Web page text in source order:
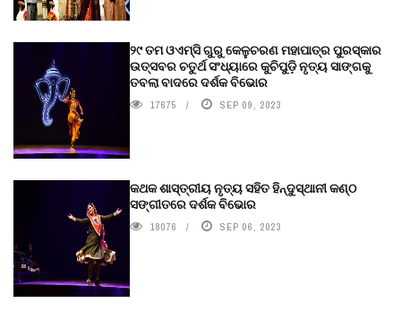
୨୯ ତମ ଓଏମ୍‌ସି ଗୁରୁ କେଳୁଚରଣ ମହାପାତ୍ର ପୁରସ୍କାର
ଉତ୍ସବର ଚତୁର୍ଥ ସଂଧ୍ୟାରେ କୁଚିପୁଡ଼ି ନୃତ୍ୟ ସାଙ୍ଗକୁ
ତବଲା ବାଦରେ ଦର୍ଶକ ବିଭୋର
17675 SEP 09, 2023
କଥକ ଶାସ୍ତ୍ରୀୟ ନୃତ୍ୟ ସହିତ ହିନ୍ଦୁସ୍ଥାନୀ କଣ୍ଠ
ସଙ୍ଗୀତରେ ଦର୍ଶକ ବିଭୋର
18076 SEP 06, 2023